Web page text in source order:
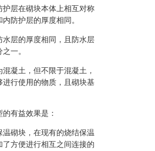
层在砌块本体上相互对称
防护层的厚度相同。
层的厚度相同，且防水层
一。
凝土，但不限于混凝土，
行使用的物质，且砌块基
有益效果是：
砌块，在现有的烧结保温
方便进行相互之间连接的